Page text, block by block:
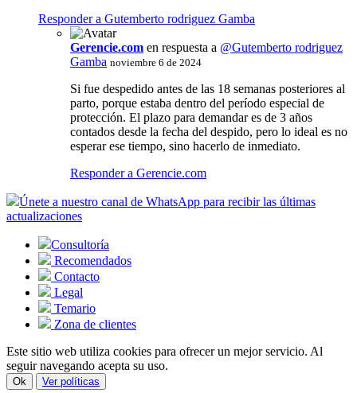
Responder a Gutemberto rodriguez Gamba
Gerencie.com en respuesta a @Gutemberto rodriguez
Gamba noviembre 6 de 2024
Si fue despedido antes de las 18 semanas posteriores al
parto, porque estaba dentro del período especial de
protección. El plazo para demandar es de 3 años
contados desde la fecha del despido, pero lo ideal es no
esperar ese tiempo, sino hacerlo de inmediato.
Responder a Gerencie.com
Únete a nuestro canal de WhatsApp para recibir las últimas
actualizaciones
Consultoría
Recomendados
Contacto
Legal
Temario
Zona de clientes
Este sitio web utiliza cookies para ofrecer un mejor servicio. Al
seguir navegando acepta su uso.
Ok Ver políticas